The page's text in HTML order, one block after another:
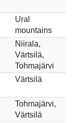
Ural
mountains
Niirala,
Värtsilä,
Tohmajärvi
Värtsilä
Tohmajärvi,
Värtsilä